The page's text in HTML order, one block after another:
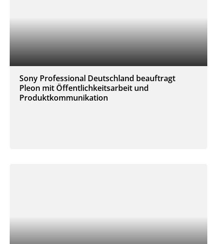
Sony Professional Deutschland beauftragt
Pleon mit Öffentlichkeitsarbeit und
Produktkommunikation